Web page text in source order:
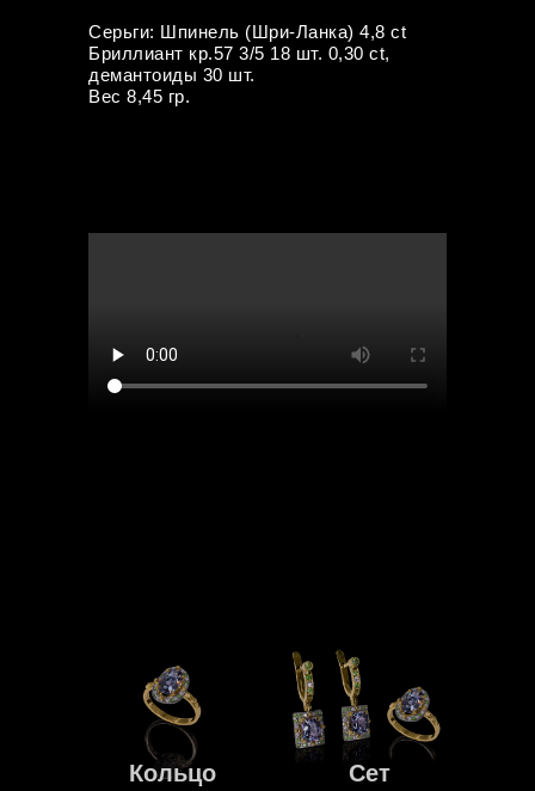
Серьги: Шпинель (Шри-Ланка) 4,8 ct
Бриллиант кр.57 3/5 18 шт. 0,30 ct,
демантоиды 30 шт.
Вес 8,45 гр.
Сет
Кольцо